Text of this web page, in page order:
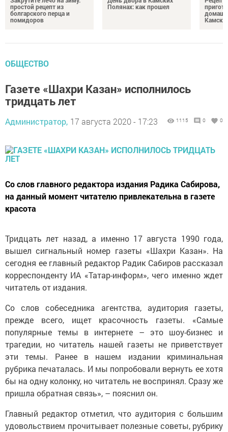
простой рецепт из
болгарского перца и
помидоров
Полянах: как прошел
ОБЩЕСТВО
Газете «Шахри Казан» исполнилось
тридцать лет
Администратор, 17 августа 2020 - 17:23 1115 0 0
Со слов главного редактора издания Радика Сабирова,
на данный момент читателю привлекательна в газете
красота
Тридцать лет назад, а именно 17 августа 1990 года,
вышел сигнальный номер газеты «Шахри Казан». На
сегодня ее главный редактор Радик Сабиров рассказал
корреспонденту ИА «Татар-информ», чего именно ждет
читатель от издания.
Со слов собеседника агентства, аудитория газеты,
прежде всего, ищет красочность газеты. «Самые
популярные темы в интернете – это шоу-бизнес и
трагедии, но читатель нашей газеты не приветствует
эти темы. Ранее в нашем издании криминальная
рубрика печаталась. И мы попробовали вернуть ее хотя
бы на одну колонку, но читатель не воспринял. Сразу же
пришла обратная связь», – пояснил он.
Главный редактор отметил, что аудитория с большим
удовольствием прочитывает полезные советы, рубрику